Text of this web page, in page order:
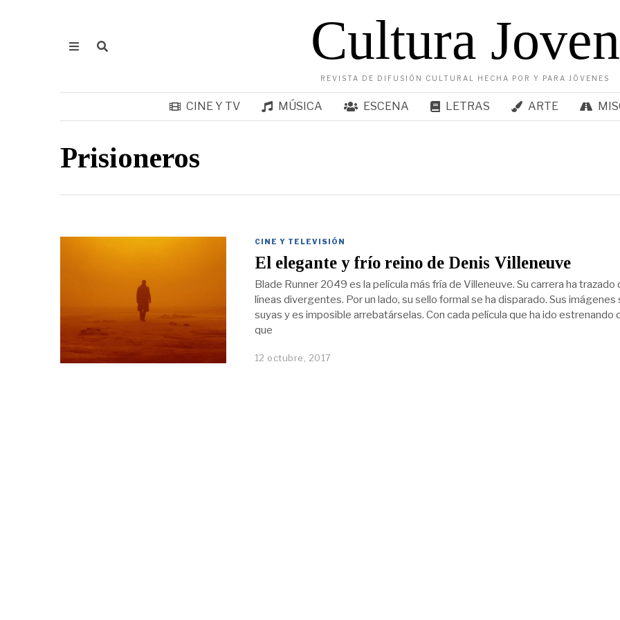
Cultura Joven
REVISTA DE DIFUSIÓN CULTURAL HECHA POR Y PARA JÓVENES
CINE Y TV MÚSICA ESCENA LETRAS ARTE
Prisioneros
CINE Y TELEVISIÓN
El elegante y frío reino de Denis Villeneuve
Blade Runner 2049 es la película más fría de Villeneuve. Su carrera ha trazado
líneas divergentes. Por un lado, su sello formal se ha disparado. Sus imágenes
suyas y es imposible arrebatárselas. Con cada película que ha ido estrenando
que
12 octubre, 2017